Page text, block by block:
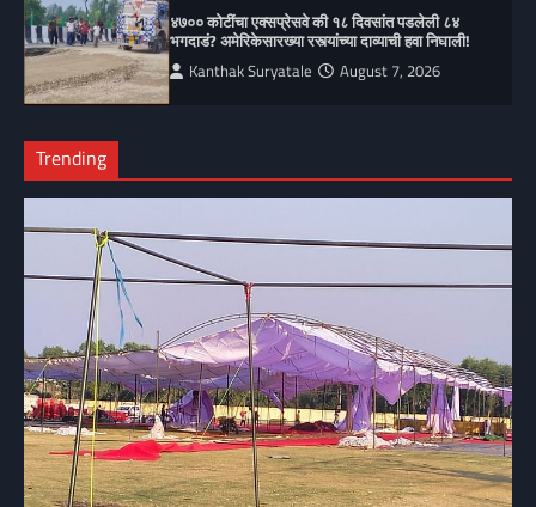
४७०० कोटींचा एक्सप्रेसवे की १८ दिवसांत पडलेली ८४
भगदाडं? अमेरिकेसारख्या रस्त्यांच्या दाव्याची हवा निघाली!
Kanthak Suryatale August 7, 2026
Trending